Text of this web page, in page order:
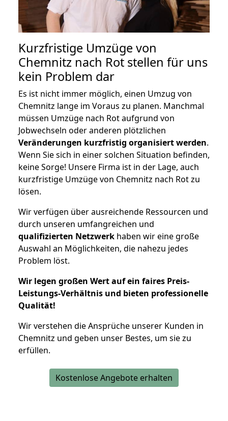
Kurzfristige Umzüge von
Chemnitz nach Rot stellen für uns
kein Problem dar
Es ist nicht immer möglich, einen Umzug von
Chemnitz lange im Voraus zu planen. Manchmal
müssen Umzüge nach Rot aufgrund von
Jobwechseln oder anderen plötzlichen
Veränderungen kurzfristig organisiert werden.
Wenn Sie sich in einer solchen Situation befinden,
keine Sorge! Unsere Firma ist in der Lage, auch
kurzfristige Umzüge von Chemnitz nach Rot zu
lösen.
Wir verfügen über ausreichende Ressourcen und
durch unseren umfangreichen und
qualifizierten Netzwerk haben wir eine große
Auswahl an Möglichkeiten, die nahezu jedes
Problem löst.
Wir legen großen Wert auf ein faires Preis-
Leistungs-Verhältnis und bieten professionelle
Qualität!
Wir verstehen die Ansprüche unserer Kunden in
Chemnitz und geben unser Bestes, um sie zu
erfüllen.
Kostenlose Angebote erhalten